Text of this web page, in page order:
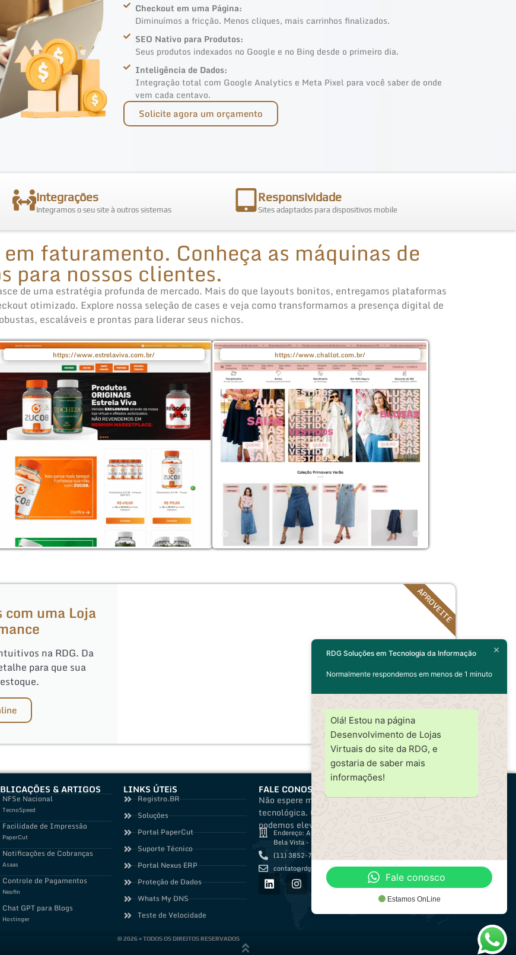
Checkout em uma Página:
Diminuímos a fricção. Menos cliques, mais carrinhos finalizados.
SEO Nativo para Produtos:
Seus produtos indexados no Google e no Bing desde o primeiro dia.
Inteligência de Dados:
Integração total com Google Analytics e Meta Pixel para você saber de onde
vem cada centavo.
Solicite agora um orçamento
Integrações
Integramos o seu site à outros sistemas
Responsividade
Sites adaptados para dispositivos mobile
faturamento. Conheça as máquinas de
para nossos clientes.
de uma estratégia profunda de mercado. Mais do que layouts bonitos, entregamos plataformas
otimizado. Explore nossa seleção de cases e veja como transformamos a presença digital de
escaláveis e prontas para liderar seus nichos.
https://www.estrelaviva.com.br/ https://www.challot.com.br/
uma Loja
na RDG. Da
para que sua
APROVEITE
& ARTIGOS
NFSe Nacional
TecnoSpeed
Facilidade de Impressão
PaperCut
Notificações de Cobranças
Asaas
Controle de Pagamentos
Neofin
Chat GPT para Blogs
Hostinger
LINKS ÚTEiS
Registro.BR
Soluções
Portal PaperCut
Suporte Técnico
Portal Nexus ERP
Proteção de Dados
Whats My DNS
Teste de Velocidade
FALE CONOSCO
Não espere mais para alcançar a excelência
tecnológica. Contate-nos e descubra como
podemos elevar sua empresa ao próximo nível.
Endereço: Avenida Paulista, 1636 - Salas 101 e 103
Bela Vista - São Paulo-SP
(11) 3852-7295
contato@rdgtech.com.br
© 2026 » TODOS OS DIREITOS RESERVADOS
RDG Soluções em Tecnologia da Informação
Normalmente respondemos em menos de 1 minuto
Olá! Estou na página
Desenvolvimento de Lojas
Virtuais do site da RDG, e
gostaria de saber mais
informações!
Fale conosco
Estamos OnLine